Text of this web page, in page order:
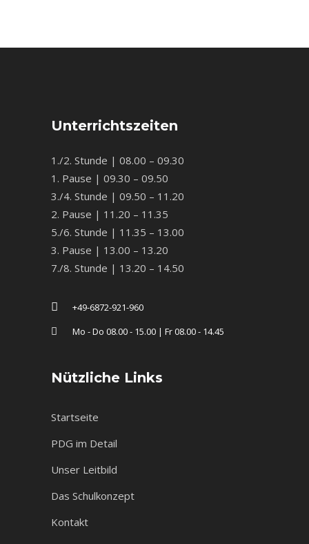
Unterrichtszeiten
1./2. Stunde | 08.00 – 09.30
1. Pause | 09.30 – 09.50
3./4. Stunde | 09.50 – 11.20
2. Pause | 11.20 – 11.35
5./6. Stunde | 11.35 – 13.00
3. Pause | 13.00 – 13.20
7./8. Stunde | 13.20 – 14.50
+49-6872-921-960
Mo - Do 08.00 - 15.00 | Fr 08.00 - 14.45
Nützliche Links
Startseite
PDG im Detail
Unser Leitbild
Das Schulkonzept
Kontakt